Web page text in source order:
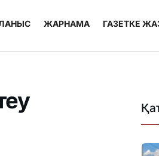
ЖАРНАМА ГАЗЕТКЕ